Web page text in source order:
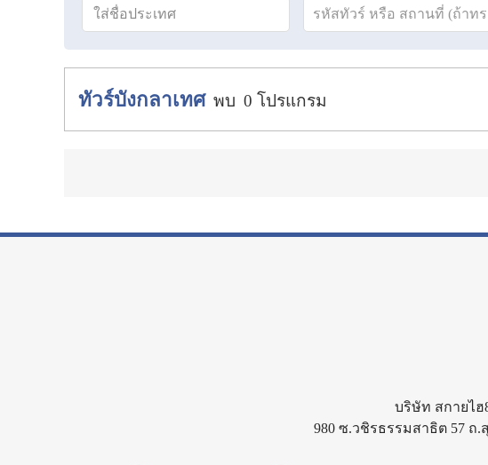
ทัวร์บังกลาเทศ พบ 0 โปรแกรม
บริษัท สกายไฮ
980 ซ.วชิรธรรมสาธิต 57 ถ.